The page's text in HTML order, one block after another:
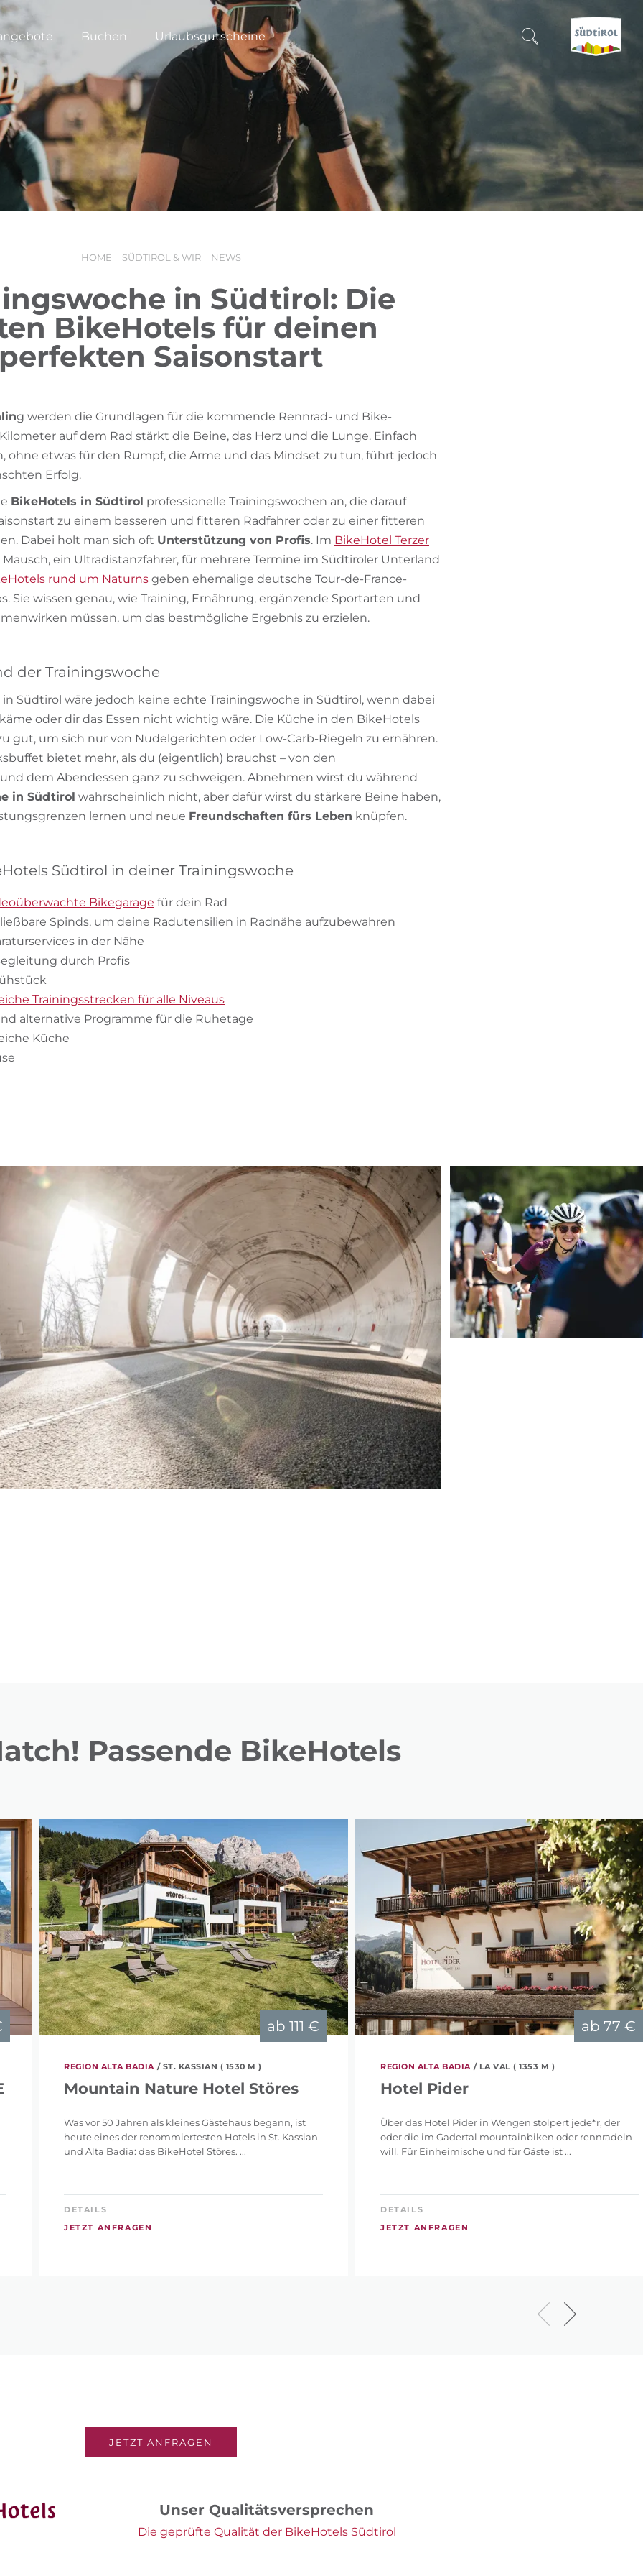
Buchen Urlaubsgutscheine
SUCHEN & BUCHEN
-
HOME SÜDTIROL & WIR NEWS
in Südtirol: Die
BikeHotels für deinen
Saisonstart
g werden die Grundlagen für die kommende Rennrad- und Bike-
auf dem Rad stärkt die Beine, das Herz und die Lunge. Einfach
ohne etwas für den Rumpf, die Arme und das Mindset zu tun, führt jedoch
Erfolg.
BikeHotels in Südtirol professionelle Trainingswochen an, die darauf
zu einem besseren und fitteren Radfahrer oder zu einer fitteren
Dabei holt man sich oft Unterstützung von Profis. Im BikeHotel Terzer
ein Ultradistanzfahrer, für mehrere Termine im Südtiroler Unterland
rund um Naturns geben ehemalige deutsche Tour-de-France-
Sie wissen genau, wie Training, Ernährung, ergänzende Sportarten und
müssen, um das bestmögliche Ergebnis zu erzielen.
der Trainingswoche
Südtirol wäre jedoch keine echte Trainingswoche in Südtirol, wenn dabei
oder dir das Essen nicht wichtig wäre. Die Küche in den BikeHotels
gut, um sich nur von Nudelgerichten oder Low-Carb-Riegeln zu ernähren.
bietet mehr, als du (eigentlich) brauchst – von den
dem Abendessen ganz zu schweigen. Abnehmen wirst du während
in Südtirol wahrscheinlich nicht, aber dafür wirst du stärkere Beine haben,
lernen und neue Freundschaften fürs Leben knüpfen.
Südtirol in deiner Trainingswoche
Bikegarage für dein Rad
Spinds, um deine Radutensilien in Radnähe aufzubewahren
in der Nähe
durch Profis
Trainingsstrecken für alle Niveaus
alternative Programme für die Ruhetage
Küche
Passende BikeHotels
ab 111 €
REGION ALTA BADIA / ST. KASSIAN ( 1530 M )
Mountain Nature Hotel Störes
Was vor 50 Jahren als kleines Gästehaus begann, ist
heute eines der renommiertesten Hotels in St. Kassian
und Alta Badia: das BikeHotel Störes. ...
DETAILS
JETZT ANFRAGEN
ab 77 €
REGION ALTA BADIA / LA VAL ( 1353 M )
Hotel Pider
Über das Hotel Pider in Wengen stolpert jede*r, der
oder die im Gadertal mountainbiken oder rennradeln
will. Für Einheimische und für Gäste ist ...
DETAILS
JETZT ANFRAGEN
JETZT ANFRAGEN
Unser Qualitätsversprechen
Die geprüfte Qualität der BikeHotels Südtirol